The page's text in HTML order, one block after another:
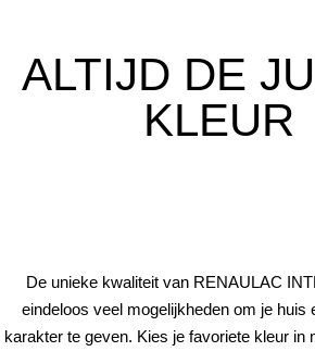
ALTIJD DE
KLEUR
De unieke kwaliteit van RENAULAC
eindeloos veel mogelijkheden om je huis
karakter te geven. Kies je favoriete kleur in